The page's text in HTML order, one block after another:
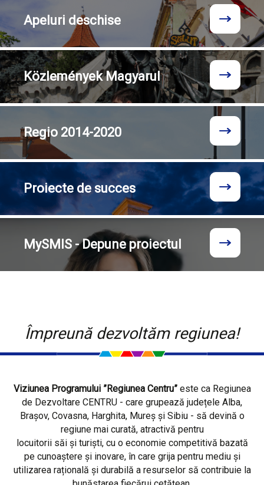
Apeluri deschise
KözleményekMagyarul
Regio 2014-2020
Proiecte de succes
MySMIS - Depune proiectul
Împreună dezvoltăm regiunea!
Viziunea Programului ”Regiunea Centru”este ca Regiunea
de Dezvoltare CENTRU - care grupează județele Alba,
Brașov, Covasna, Harghita, Mureș și Sibiu - să devină o
regiune mai curată, atractivă pentru
locuitorii săi și turiști, cu o economie competitivă bazată
pe cunoaștere și inovare, în care grija pentru mediu și
utilizarea rațională și durabilă a resurselor să contribuie la